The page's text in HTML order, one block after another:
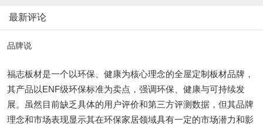
最新评论
品牌说
福志板材是一个以环保、健康为核心理念的全屋定制板材品牌，
其产品以ENF级环保标准为卖点，强调环保、健康与可持续发
展。虽然目前缺乏具体的用户评价和第三方评测数据，但其品牌
理念和市场表现显示其在环保家居领域具有一定的市场潜力和影